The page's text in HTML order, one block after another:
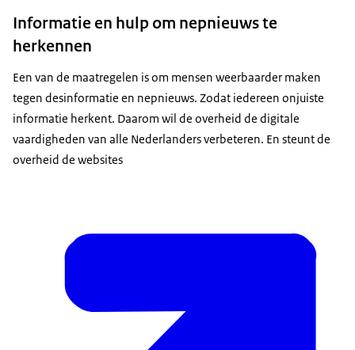
Informatie en hulp om nepnieuws te
herkennen
Een van de maatregelen is om mensen weerbaarder maken
tegen desinformatie en nepnieuws. Zodat iedereen onjuiste
informatie herkent. Daarom wil de overheid de digitale
vaardigheden van alle Nederlanders verbeteren. En steunt de
overheid de websites